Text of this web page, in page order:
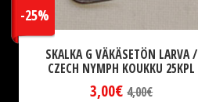
SKALKA G VÄKÄSETÖN LARVA /
CZECH NYMPH KOUKKU 25KPL
3,00€
-25%
4,00€